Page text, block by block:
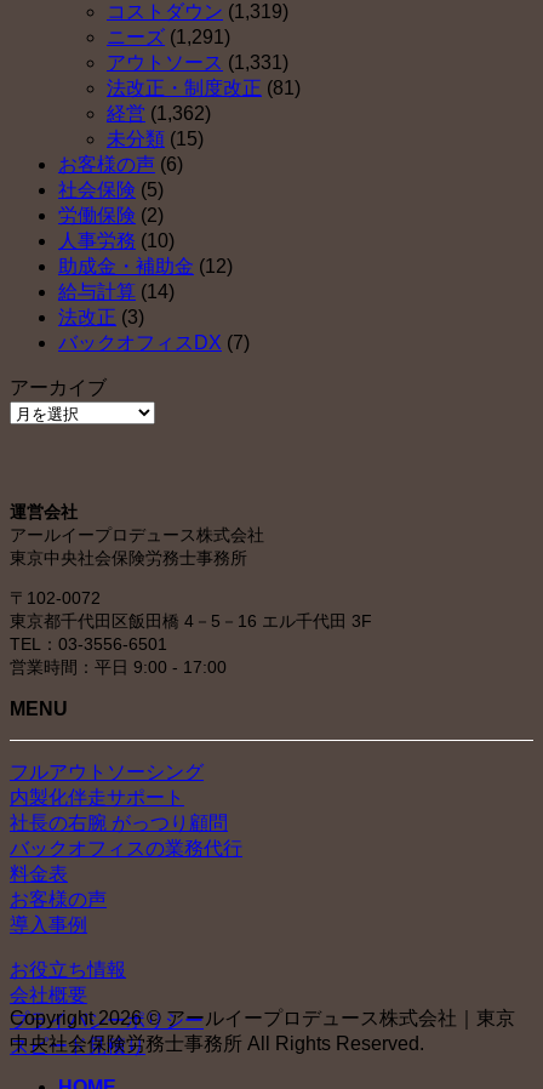
コストダウン (1,319)
ニーズ (1,291)
アウトソース (1,331)
法改正・制度改正 (81)
経営 (1,362)
未分類 (15)
お客様の声 (6)
社会保険 (5)
労働保険 (2)
人事労務 (10)
助成金・補助金 (12)
給与計算 (14)
法改正 (3)
バックオフィスDX (7)
アーカイブ
ア
ブ
運営会社
アールイープロデュース株式会社
東京中央社会保険労務士事務所
〒102-0072
東京都千代田区飯田橋 4－5－16 エル千代田 3F
TEL：03-3556-6501
営業時間：平日 9:00 - 17:00
MENU
フルアウトソーシング
内製化伴走サポート
社長の右腕 がっつり顧問
バックオフィスの業務代行
料金表
お客様の声
導入事例
お役立ち情報
会社概要
プライバシーポリシー
スピード見積り
Copyright 2026 © アールイープロデュース株式会社｜東京
中央社会保険労務士事務所 All Rights Reserved.